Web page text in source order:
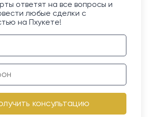
ответят на все вопросы и
любые сделки с
на Пхукете!
консультацию